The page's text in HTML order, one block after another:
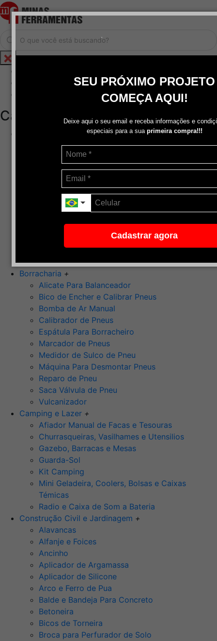
.
SEU PRÓXIMO PROJETO
COMEÇA AQUI!
Deixe aqui o seu email e receba informações e
especiais para a sua primeira compra!!!
Cadastrar agora
Cadastrar / Logar
Central de Atendimento
Categorias
Disco de Corte
Disco de Corte e Desbaste-Dupla Aplicação
Disco de Desbaste
Escovas de Aço
Escovas de Latão
Pasta Para Assentar Válvula
Pedra de Afiar
Ponta Montada (Oxido de Alumínio)
Rebolos
Borracharia +
Alicate Para Balanceador
Bico de Encher e Calibrar Pneus
Bomba de Ar Manual
Calibrador de Pneus
Espátula Para Borracheiro
Marcador de Pneus
Medidor de Sulco de Pneu
Máquina Para Desmontar Pneus
Reparo de Pneu
Saca Válvula de Pneu
Vulcanizador
Camping e Lazer +
Afiador Manual de Facas e Tesouras
Churrasqueiras, Vasilhames e Utensilios
Gazebo, Barracas e Mesas
Guarda-Sol
Kit Camping
Mini Geladeira, Coolers, Bolsas e Caixas
Témicas
Radio e Caixa de Som a Bateria
Construção Civil e Jardinagem +
Alavancas
Alfanje e Foices
Ancinho
Aplicador de Argamassa
Aplicador de Silicone
Arco e Ferro de Pua
Balde e Bandeja Para Concreto
Betoneira
Bicos de Torneira
Broca para Perfurador de Solo